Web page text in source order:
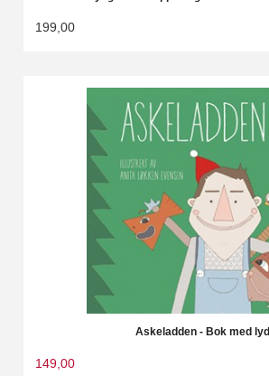
199,00
Askeladden - Bok med lyd
149,00